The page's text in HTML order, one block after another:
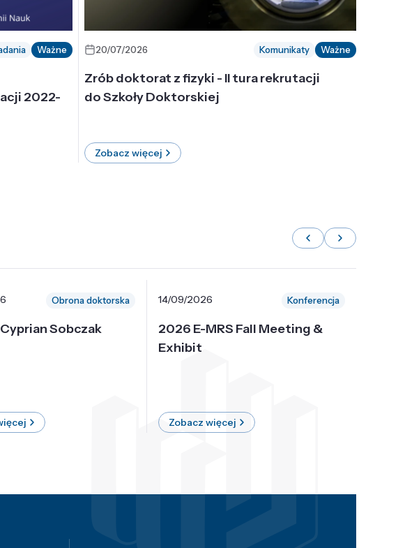
Ważne
2022-
20/07/2026 Komunikaty Ważne
Zrób doktorat z fizyki - II tura rekrutacji
do Szkoły Doktorskiej
Zobacz więcej
Obrona doktorska
Sobczak
14/09/2026 Konferencja
2026 E-MRS Fall Meeting &
Exhibit
Zobacz więcej